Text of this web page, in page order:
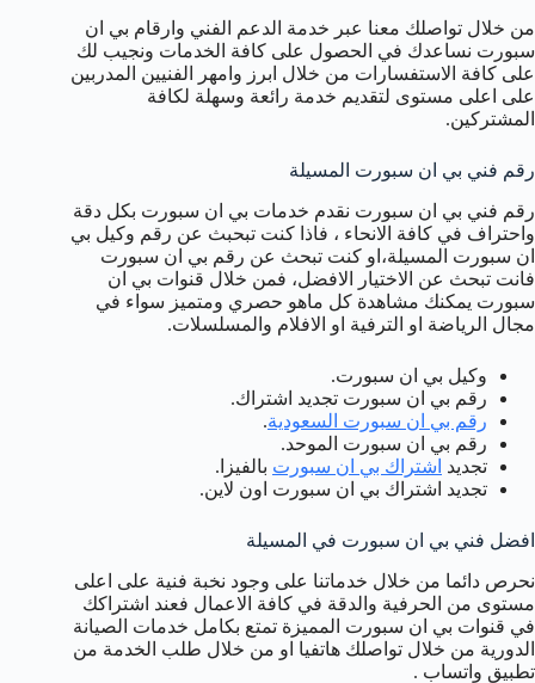
من خلال تواصلك معنا عبر خدمة الدعم الفني وارقام بي ان
سبورت نساعدك في الحصول على كافة الخدمات ونجيب لك
على كافة الاستفسارات من خلال ابرز وامهر الفنيين المدربين
على اعلى مستوى لتقديم خدمة رائعة وسهلة لكافة
المشتركين.
رقم فني بي ان سبورت المسيلة
رقم فني بي ان سبورت نقدم خدمات بي ان سبورت بكل دقة
واحتراف في كافة الانحاء ، فاذا كنت تبحبث عن رقم وكيل بي
ان سبورت المسيلة،او كنت تبحث عن رقم بي ان سبورت
فانت تبحث عن الاختيار الافضل، فمن خلال قنوات بي ان
سبورت يمكنك مشاهدة كل ماهو حصري ومتميز سواء في
مجال الرياضة او الترفية او الافلام والمسلسلات.
وكيل بي ان سبورت.
رقم بي ان سبورت تجديد اشتراك.
رقم بي ان سبورت السعودية.
رقم بي ان سبورت الموحد.
تجديد اشتراك بي ان سبورت بالفيزا.
تجديد اشتراك بي ان سبورت اون لاين.
افضل فني بي ان سبورت في المسيلة
نحرص دائما من خلال خدماتنا على وجود نخبة فنية على اعلى
مستوى من الحرفية والدقة في كافة الاعمال فعند اشتراكك
في قنوات بي ان سبورت المميزة تمتع بكامل خدمات الصيانة
الدورية من خلال تواصلك هاتفيا او من خلال طلب الخدمة من
تطبيق واتساب .